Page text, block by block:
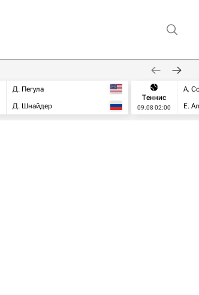
Д. Пегула
Д. Шнайдер
Теннис
09.08 02:00
А.
Е.